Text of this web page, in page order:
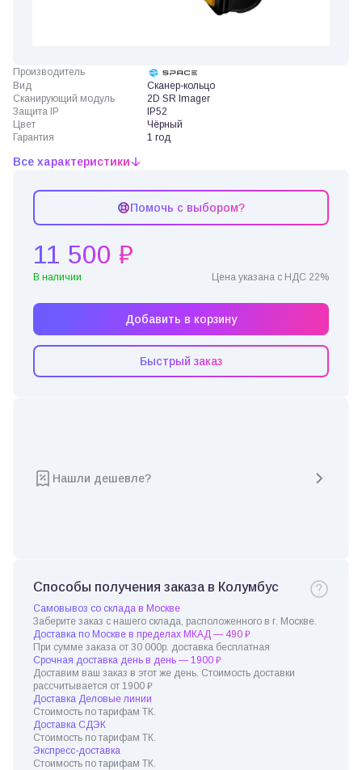
Производитель
Вид
Сканер-кольцо
Сканирующий модуль
2D SR Imager
Защита IP
IP52
Цвет
Чёрный
Гарантия
1 год
Все характеристики
Помочь с выбором?
11 500 ₽
В наличии Цена указана с НДС 22%
Добавить в корзину
Быстрый заказ
Нашли дешевле?
Способы получения заказа в Колумбус
Самовывоз со склада в Москве
Заберите заказ с нашего склада, расположенного в г. Москве.
Доставка по Москве в пределах МКАД — 490 ₽
При сумме заказа от 30 000р. доставка бесплатная
Срочная доставка день в день — 1900 ₽
Доставим ваш заказ в этот же день. Стоимость доставки
рассчитывается от 1900 ₽
Доставка Деловые линии
Стоимость по тарифам ТК.
Доставка СДЭК
Стоимость по тарифам ТК.
Экспресс-доставка
Стоимость по тарифам ТК.